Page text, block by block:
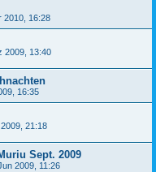
2010, 16:28
2009, 13:40
16:35
21:18
Sept. 2009
2009, 11:26